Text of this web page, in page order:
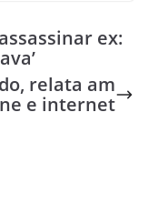
ex:
relata am
e internet